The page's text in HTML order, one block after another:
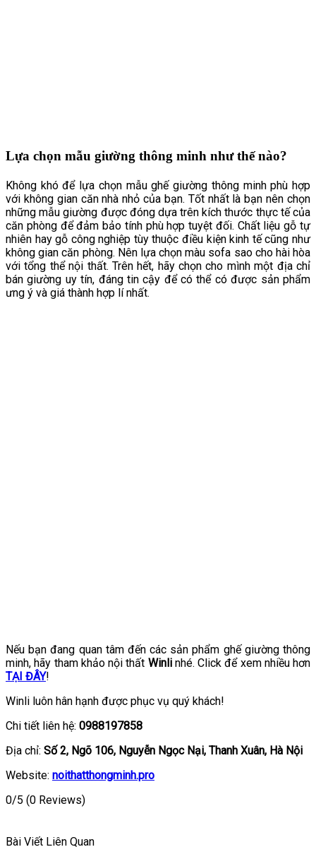
Lựa chọn mẫu giường thông minh như thế nào?
Không khó để lựa chọn mẫu ghế giường thông minh phù hợp
với không gian căn nhà nhỏ của bạn. Tốt nhất là bạn nên chọn
những mẫu giường được đóng dựa trên kích thước thực tế của
căn phòng để đảm bảo tính phù hợp tuyệt đối. Chất liệu gỗ tự
nhiên hay gỗ công nghiệp tùy thuộc điều kiện kinh tế cũng như
không gian căn phòng. Nên lựa chọn màu sofa sao cho hài hòa
với tổng thể nội thất. Trên hết, hãy chọn cho mình một địa chỉ
bán giường uy tín, đáng tin cậy để có thể có được sản phẩm
ưng ý và giá thành hợp lí nhất.
Nếu bạn đang quan tâm đến các sản phẩm ghế giường thông
minh, hãy tham khảo nội thất Winlinhé. Click để xem nhiều hơn
TẠI ĐÂY!
Winli luôn hân hạnh được phục vụ quý khách!
Chi tiết liên hệ: 0988197858
Địa chỉ: Số 2, Ngõ 106, Nguyễn Ngọc Nại, Thanh Xuân, Hà Nội
Website: noithatthongminh.pro
0/5 (0 Reviews)
Bài Viết Liên Quan